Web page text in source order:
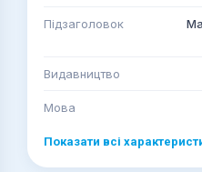
Підзаголовок
Видавництво
Мова
Показати всі